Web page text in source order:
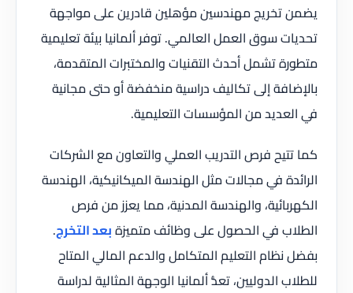
يضمن تخريج مهندسين مؤهلين قادرين على مواجهة
تحديات سوق العمل العالمي. توفر ألمانيا بيئة تعليمية
متطورة تشمل أحدث التقنيات والمختبرات المتقدمة،
بالإضافة إلى تكاليف دراسية منخفضة أو حتى مجانية
في العديد من المؤسسات التعليمية.
كما تتيح فرص التدريب العملي والتعاون مع الشركات
الرائدة في مجالات مثل الهندسة الميكانيكية، الهندسة
الكهربائية، والهندسة المدنية، مما يعزز من فرص
الطلاب في الحصول على وظائف متميزةبعد التخرج.
بفضل نظام التعليم المتكامل والدعم المالي المتاح
للطلاب الدوليين، تعدُّ ألمانيا الوجهة المثالية لدراسة